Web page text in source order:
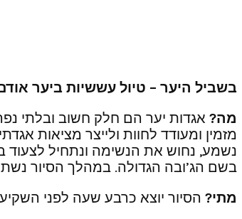
בשביל היער – טיול עששיות ביער
מה? אגדות יער הם חלק חשוב ובלתי
מזמין ומעודד לחוות ולייצר מציאות
נשמע, נחוש את הנשימה ונתחיל לצעוד
בשם הג’ובה הגדולה. במהלך הסיור
מתי? הסיור יוצא כרבע שעה לפני